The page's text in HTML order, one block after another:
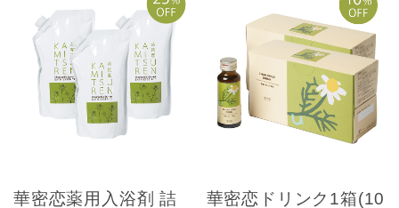
華密恋薬用入浴剤 詰
華密恋ドリンク1箱(10